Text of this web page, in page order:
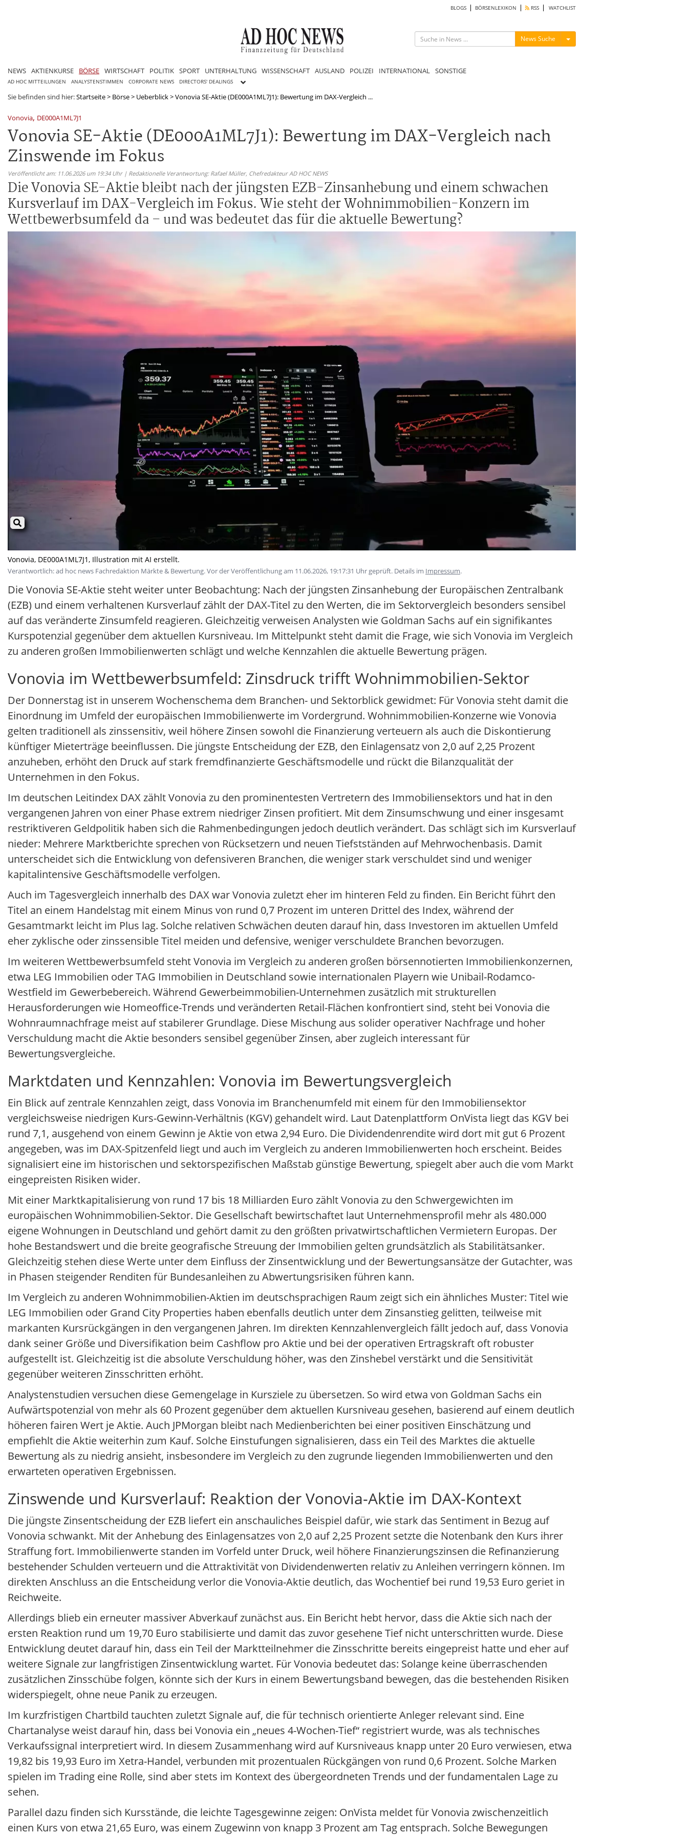
BLOGS BÖRSENLEXIKON RSS WATCHLIST
News Suche Menü ein-/ausblenden
NEWS AKTIENKURSE BÖRSE WIRTSCHAFT POLITIK SPORT UNTERHALTUNG WISSENSCHAFT AUSLAND POLIZEI INTERNATIONAL SONSTIGE
AD HOC MITTEILUNGEN ANALYSTENSTIMMEN CORPORATE NEWS DIRECTORS' DEALINGS
Sie befinden sind hier:Startseite> Börse> Ueberblick>Vonovia SE-Aktie (DE000A1ML7J1): Bewertung im DAX-Vergleich ...
Vonovia, DE000A1ML7J1
Vonovia SE-Aktie (DE000A1ML7J1): Bewertung im DAX-Vergleich nach
Zinswende im Fokus
Veröffentlicht am: 11.06.2026 um 19:34 Uhr | Redaktionelle Verantwortung: Rafael Müller, Chefredakteur AD HOC NEWS
Die Vonovia SE-Aktie bleibt nach der jüngsten EZB-Zinsanhebung und einem schwachen
Kursverlauf im DAX-Vergleich im Fokus. Wie steht der Wohnimmobilien-Konzern im
Wettbewerbsumfeld da – und was bedeutet das für die aktuelle Bewertung?
Vonovia, DE000A1ML7J1, Illustration mit AI erstellt.
Verantwortlich: ad hoc news Fachredaktion Märkte & Bewertung. Vor der Veröffentlichung am 11.06.2026, 19:17:31 Uhr geprüft. Details im Impressum.
Die Vonovia SE-Aktie steht weiter unter Beobachtung: Nach der jüngsten Zinsanhebung der Europäischen Zentralbank
(EZB) und einem verhaltenen Kursverlauf zählt der DAX-Titel zu den Werten, die im Sektorvergleich besonders sensibel
auf das veränderte Zinsumfeld reagieren. Gleichzeitig verweisen Analysten wie Goldman Sachs auf ein signifikantes
Kurspotenzial gegenüber dem aktuellen Kursniveau. Im Mittelpunkt steht damit die Frage, wie sich Vonovia im Vergleich
zu anderen großen Immobilienwerten schlägt und welche Kennzahlen die aktuelle Bewertung prägen.
Vonovia im Wettbewerbsumfeld: Zinsdruck trifft Wohnimmobilien-Sektor
Der Donnerstag ist in unserem Wochenschema dem Branchen- und Sektorblick gewidmet: Für Vonovia steht damit die
Einordnung im Umfeld der europäischen Immobilienwerte im Vordergrund. Wohnimmobilien-Konzerne wie Vonovia
gelten traditionell als zinssensitiv, weil höhere Zinsen sowohl die Finanzierung verteuern als auch die Diskontierung
künftiger Mieterträge beeinflussen. Die jüngste Entscheidung der EZB, den Einlagensatz von 2,0 auf 2,25 Prozent
anzuheben, erhöht den Druck auf stark fremdfinanzierte Geschäftsmodelle und rückt die Bilanzqualität der
Unternehmen in den Fokus.
Im deutschen Leitindex DAX zählt Vonovia zu den prominentesten Vertretern des Immobiliensektors und hat in den
vergangenen Jahren von einer Phase extrem niedriger Zinsen profitiert. Mit dem Zinsumschwung und einer insgesamt
restriktiveren Geldpolitik haben sich die Rahmenbedingungen jedoch deutlich verändert. Das schlägt sich im Kursverlauf
nieder: Mehrere Marktberichte sprechen von Rücksetzern und neuen Tiefstständen auf Mehrwochenbasis. Damit
unterscheidet sich die Entwicklung von defensiveren Branchen, die weniger stark verschuldet sind und weniger
kapitalintensive Geschäftsmodelle verfolgen.
Auch im Tagesvergleich innerhalb des DAX war Vonovia zuletzt eher im hinteren Feld zu finden. Ein Bericht führt den
Titel an einem Handelstag mit einem Minus von rund 0,7 Prozent im unteren Drittel des Index, während der
Gesamtmarkt leicht im Plus lag. Solche relativen Schwächen deuten darauf hin, dass Investoren im aktuellen Umfeld
eher zyklische oder zinssensible Titel meiden und defensive, weniger verschuldete Branchen bevorzugen.
Im weiteren Wettbewerbsumfeld steht Vonovia im Vergleich zu anderen großen börsennotierten Immobilienkonzernen,
etwa LEG Immobilien oder TAG Immobilien in Deutschland sowie internationalen Playern wie Unibail-Rodamco-
Westfield im Gewerbebereich. Während Gewerbeimmobilien-Unternehmen zusätzlich mit strukturellen
Herausforderungen wie Homeoffice-Trends und veränderten Retail-Flächen konfrontiert sind, steht bei Vonovia die
Wohnraumnachfrage meist auf stabilerer Grundlage. Diese Mischung aus solider operativer Nachfrage und hoher
Verschuldung macht die Aktie besonders sensibel gegenüber Zinsen, aber zugleich interessant für
Bewertungsvergleiche.
Marktdaten und Kennzahlen: Vonovia im Bewertungsvergleich
Ein Blick auf zentrale Kennzahlen zeigt, dass Vonovia im Branchenumfeld mit einem für den Immobiliensektor
vergleichsweise niedrigen Kurs-Gewinn-Verhältnis (KGV) gehandelt wird. Laut Datenplattform OnVista liegt das KGV bei
rund 7,1, ausgehend von einem Gewinn je Aktie von etwa 2,94 Euro. Die Dividendenrendite wird dort mit gut 6 Prozent
angegeben, was im DAX-Spitzenfeld liegt und auch im Vergleich zu anderen Immobilienwerten hoch erscheint. Beides
signalisiert eine im historischen und sektorspezifischen Maßstab günstige Bewertung, spiegelt aber auch die vom Markt
eingepreisten Risiken wider.
Mit einer Marktkapitalisierung von rund 17 bis 18 Milliarden Euro zählt Vonovia zu den Schwergewichten im
europäischen Wohnimmobilien-Sektor. Die Gesellschaft bewirtschaftet laut Unternehmensprofil mehr als 480.000
eigene Wohnungen in Deutschland und gehört damit zu den größten privatwirtschaftlichen Vermietern Europas. Der
hohe Bestandswert und die breite geografische Streuung der Immobilien gelten grundsätzlich als Stabilitätsanker.
Gleichzeitig stehen diese Werte unter dem Einfluss der Zinsentwicklung und der Bewertungsansätze der Gutachter, was
in Phasen steigender Renditen für Bundesanleihen zu Abwertungsrisiken führen kann.
Im Vergleich zu anderen Wohnimmobilien-Aktien im deutschsprachigen Raum zeigt sich ein ähnliches Muster: Titel wie
LEG Immobilien oder Grand City Properties haben ebenfalls deutlich unter dem Zinsanstieg gelitten, teilweise mit
markanten Kursrückgängen in den vergangenen Jahren. Im direkten Kennzahlenvergleich fällt jedoch auf, dass Vonovia
dank seiner Größe und Diversifikation beim Cashflow pro Aktie und bei der operativen Ertragskraft oft robuster
aufgestellt ist. Gleichzeitig ist die absolute Verschuldung höher, was den Zinshebel verstärkt und die Sensitivität
gegenüber weiteren Zinsschritten erhöht.
Analystenstudien versuchen diese Gemengelage in Kursziele zu übersetzen. So wird etwa von Goldman Sachs ein
Aufwärtspotenzial von mehr als 60 Prozent gegenüber dem aktuellen Kursniveau gesehen, basierend auf einem deutlich
höheren fairen Wert je Aktie. Auch JPMorgan bleibt nach Medienberichten bei einer positiven Einschätzung und
empfiehlt die Aktie weiterhin zum Kauf. Solche Einstufungen signalisieren, dass ein Teil des Marktes die aktuelle
Bewertung als zu niedrig ansieht, insbesondere im Vergleich zu den zugrunde liegenden Immobilienwerten und den
erwarteten operativen Ergebnissen.
Zinswende und Kursverlauf: Reaktion der Vonovia-Aktie im DAX-Kontext
Die jüngste Zinsentscheidung der EZB liefert ein anschauliches Beispiel dafür, wie stark das Sentiment in Bezug auf
Vonovia schwankt. Mit der Anhebung des Einlagensatzes von 2,0 auf 2,25 Prozent setzte die Notenbank den Kurs ihrer
Straffung fort. Immobilienwerte standen im Vorfeld unter Druck, weil höhere Finanzierungszinsen die Refinanzierung
bestehender Schulden verteuern und die Attraktivität von Dividendenwerten relativ zu Anleihen verringern können. Im
direkten Anschluss an die Entscheidung verlor die Vonovia-Aktie deutlich, das Wochentief bei rund 19,53 Euro geriet in
Reichweite.
Allerdings blieb ein erneuter massiver Abverkauf zunächst aus. Ein Bericht hebt hervor, dass die Aktie sich nach der
ersten Reaktion rund um 19,70 Euro stabilisierte und damit das zuvor gesehene Tief nicht unterschritten wurde. Diese
Entwicklung deutet darauf hin, dass ein Teil der Marktteilnehmer die Zinsschritte bereits eingepreist hatte und eher auf
weitere Signale zur langfristigen Zinsentwicklung wartet. Für Vonovia bedeutet das: Solange keine überraschenden
zusätzlichen Zinsschübe folgen, könnte sich der Kurs in einem Bewertungsband bewegen, das die bestehenden Risiken
widerspiegelt, ohne neue Panik zu erzeugen.
Im kurzfristigen Chartbild tauchten zuletzt Signale auf, die für technisch orientierte Anleger relevant sind. Eine
Chartanalyse weist darauf hin, dass bei Vonovia ein „neues 4-Wochen-Tief“ registriert wurde, was als technisches
Verkaufssignal interpretiert wird. In diesem Zusammenhang wird auf Kursniveaus knapp unter 20 Euro verwiesen, etwa
19,82 bis 19,93 Euro im Xetra-Handel, verbunden mit prozentualen Rückgängen von rund 0,6 Prozent. Solche Marken
spielen im Trading eine Rolle, sind aber stets im Kontext des übergeordneten Trends und der fundamentalen Lage zu
sehen.
Parallel dazu finden sich Kursstände, die leichte Tagesgewinne zeigen: OnVista meldet für Vonovia zwischenzeitlich
einen Kurs von etwa 21,65 Euro, was einem Zugewinn von knapp 3 Prozent am Tag entsprach. Solche Bewegungen